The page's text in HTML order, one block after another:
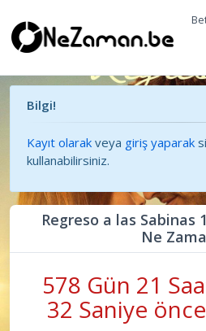
Bilgi!
Kayıt olarak veya giriş yaparak
kullanabilirsiniz.
Regreso a las Sabinas
Ne
578 Gün 21
33 Saniye